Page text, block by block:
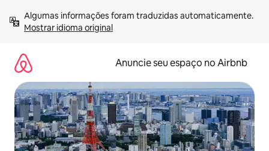
para
Mostrar idioma original
Anuncie seu espaço no Airbnb